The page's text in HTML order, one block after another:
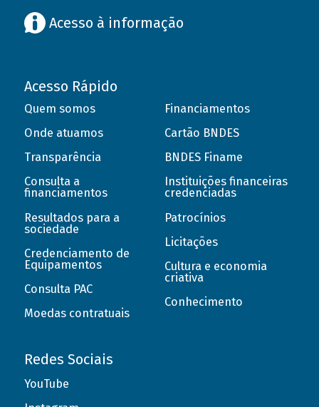
Acesso à informação
Acesso Rápido
Quem somos
Onde atuamos
Transparência
Consulta a
financiamentos
Resultados para a
sociedade
Credenciamento de
Equipamentos
Consulta PAC
Moedas contratuais
Financiamentos
Cartão BNDES
BNDES Finame
Instituições financeiras
credenciadas
Patrocínios
Licitações
Cultura e economia
criativa
Conhecimento
Redes Sociais
YouTube